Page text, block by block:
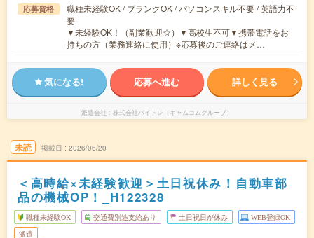
応募資格
職種未経験OK / ブランクOK / パソコンスキル不要 / 英語力不
要
▼未経験OK！（副業歓迎☆）▼高校生不可▼携帯電話をお
持ちの方（業務連絡に使用）※応募後のご連絡はメ…
気になる! 応募へ進む 詳しく見る
派遣会社 株式会社バイトレ（キャムコムグループ）
未読 掲載日 2026/06/20
＜高時給×未経験歓迎＞土日祝休み！自動車部
品の機械OP！_H122328
職種未経験OK 交通費別途支給あり 土日祝日が休み WEB登録OK
派遣